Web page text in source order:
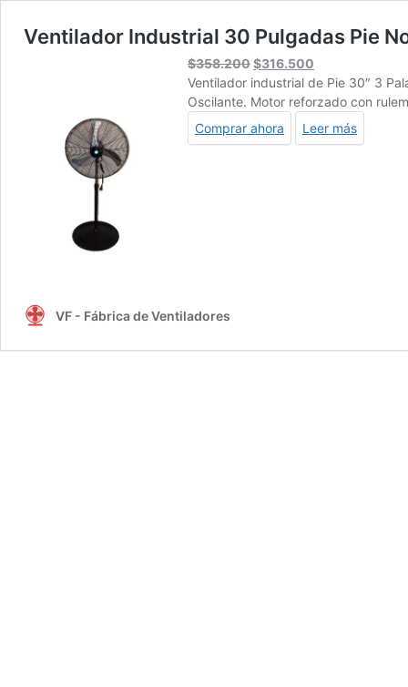
Ventilador Industrial 30 Pulgadas Pie
$358.200El
precio
original
era:
$358.200.
$316.500
precio
actual
$316.500.
Ventilador industrial de Pie 30″ 3
Oscilante. Motor reforzado con
Comprar ahora
Leer más
VF - Fábrica de Ventiladores